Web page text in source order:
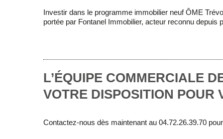
Investir dans le programme immobilier neuf ÔME
portée par Fontanel Immobilier, acteur reconnu depuis
L’ÉQUIPE COMMERCIALE
VOTRE DISPOSITION POUR
Contactez-nous dès maintenant au 04.72.26.39.70